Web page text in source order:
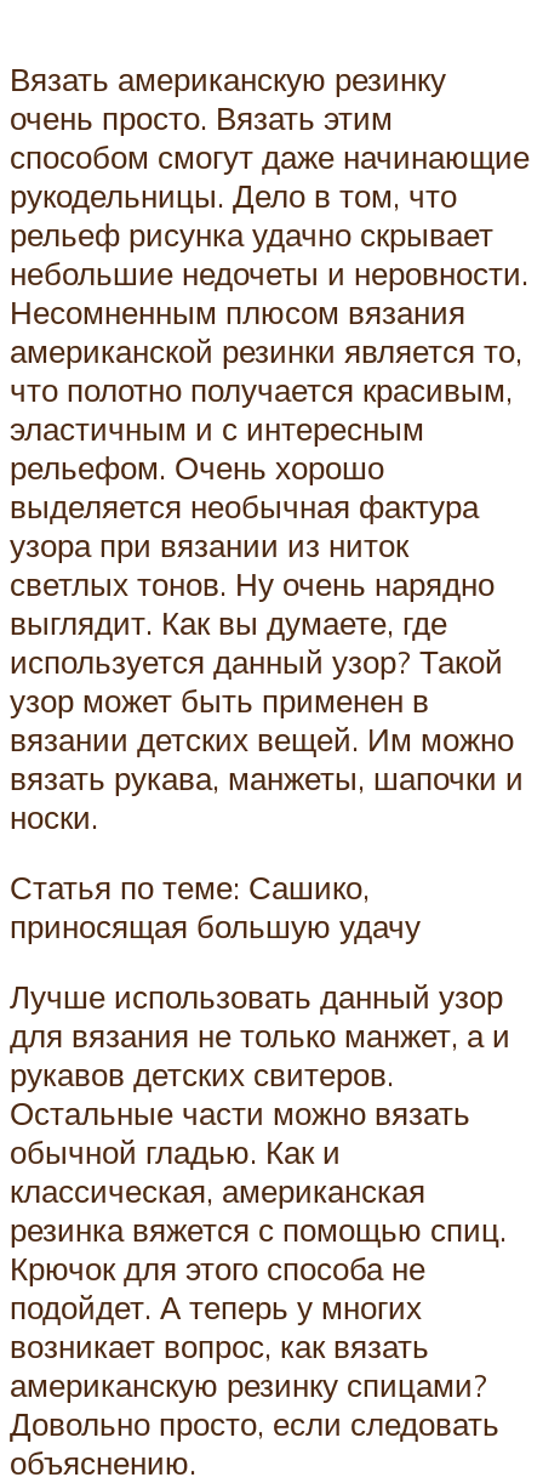
Вязать американскую резинку
очень просто. Вязать этим
способом смогут даже начинающие
рукодельницы. Дело в том, что
рельеф рисунка удачно скрывает
небольшие недочеты и неровности.
Несомненным плюсом вязания
американской резинки является то,
что полотно получается красивым,
эластичным и с интересным
рельефом. Очень хорошо
выделяется необычная фактура
узора при вязании из ниток
светлых тонов. Ну очень нарядно
выглядит. Как вы думаете, где
используется данный узор? Такой
узор может быть применен в
вязании детских вещей. Им можно
вязать рукава, манжеты, шапочки и
носки.
Статья по теме: Сашико,
приносящая большую удачу
Лучше использовать данный узор
для вязания не только манжет, а и
рукавов детских свитеров.
Остальные части можно вязать
обычной гладью. Как и
классическая, американская
резинка вяжется с помощью спиц.
Крючок для этого способа не
подойдет. А теперь у многих
возникает вопрос, как вязать
американскую резинку спицами?
Довольно просто, если следовать
объяснению.